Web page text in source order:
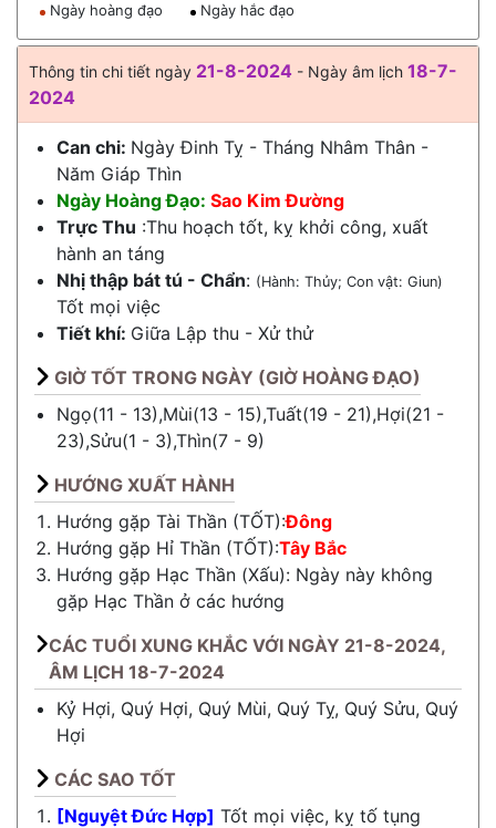
Ngày hoàng đạo
Ngày hắc đạo
Thông tin chi tiết ngày 21-8-2024 - Ngày âm lịch 18-7-
2024
Can chi: Ngày Đinh Tỵ - Tháng Nhâm Thân -
Năm Giáp Thìn
Ngày Hoàng Đạo: Sao Kim Đường
Trực Thu :Thu hoạch tốt, kỵ khởi công, xuất
hành an táng
Nhị thập bát tú - Chẩn: (Hành: Thủy; Con vật: Giun)
Tốt mọi việc
Tiết khí: Giữa Lập thu - Xử thử
GIỜ TỐT TRONG NGÀY (GIỜ HOÀNG ĐẠO)
Ngọ(11 - 13),Mùi(13 - 15),Tuất(19 - 21),Hợi(21 -
23),Sửu(1 - 3),Thìn(7 - 9)
HƯỚNG XUẤT HÀNH
Hướng gặp Tài Thần (TỐT):Đông
Hướng gặp Hỉ Thần (TỐT):Tây Bắc
Hướng gặp Hạc Thần (Xấu): Ngày này không
gặp Hạc Thần ở các hướng
CÁC TUỔI XUNG KHẮC VỚI NGÀY 21-8-2024,
ÂM LỊCH 18-7-2024
Kỷ Hợi, Quý Hợi, Quý Mùi, Quý Tỵ, Quý Sửu, Quý
Hợi
CÁC SAO TỐT
[Nguyệt Đức Hợp] Tốt mọi việc, kỵ tố tụng